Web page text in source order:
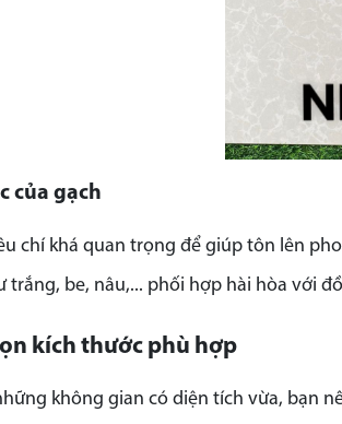
của gạch
chí khá quan trọng để giúp tôn lên
trắng, be, nâu,... phối hợp hài hòa với
kích thước phù hợp
không gian có diện tích vừa, bạn